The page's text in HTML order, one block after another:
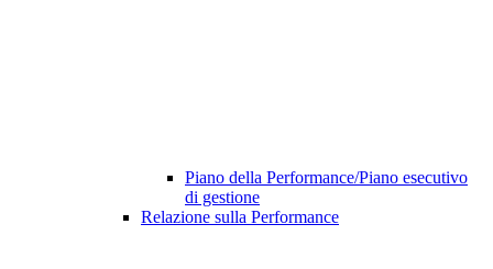
Piano della Performance/Piano esecutivo
di gestione
Relazione sulla Performance